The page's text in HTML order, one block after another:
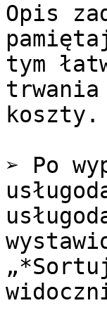
Opis
tym
trwania
koszty.
➢ Po